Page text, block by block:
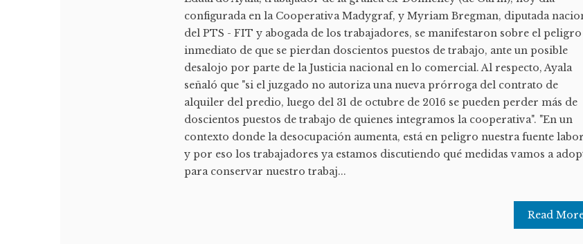
configurada en la Cooperativa Madygraf, y Myriam Bregman, diputada
del PTS - FIT y abogada de los trabajadores, se manifestaron sobre el peligro
inmediato de que se pierdan doscientos puestos de trabajo, ante un posible
desalojo por parte de la Justicia nacional en lo comercial. Al respecto, Ayala
señaló que "si el juzgado no autoriza una nueva prórroga del contrato de
alquiler del predio, luego del 31 de octubre de 2016 se pueden perder más de
doscientos puestos de trabajo de quienes integramos la cooperativa". "En un
contexto donde la desocupación aumenta, está en peligro nuestra fuente
y por eso los trabajadores ya estamos discutiendo qué medidas vamos a
para conservar nuestro trabaj...
Read